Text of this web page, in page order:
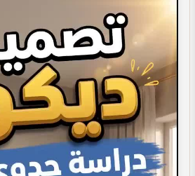
تصميم ديكور صيدلية مستلزمات العناية